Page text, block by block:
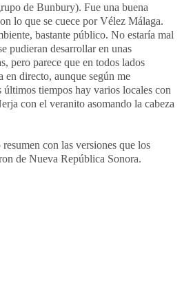
de Bunbury). Fue una buena
lo que se cuece porVélez Málaga.
bastante público. No estaría mal
pudieran desarrollar en unas
pero parece que en todos lados
en directo, aunque según me
últimos tiempos hay varios locales con
con el veranito asomando la cabeza
con las versiones que los
de Nueva República Sonora.